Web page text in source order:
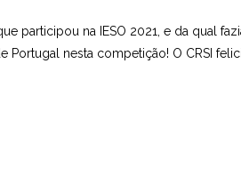
participou na IESO 2021, e da qual
Portugal nesta competição! O CRSI